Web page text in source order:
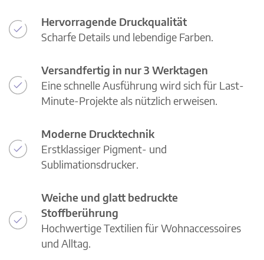
Hervorragende Druckqualität
Scharfe Details und lebendige Farben.
Versandfertig in nur 3 Werktagen
Eine schnelle Ausführung wird sich für Last-
Minute-Projekte als nützlich erweisen.
Moderne Drucktechnik
Erstklassiger Pigment- und
Sublimationsdrucker.
Weiche und glatt bedruckte
Stoffberührung
Hochwertige Textilien für Wohnaccessoires
und Alltag.